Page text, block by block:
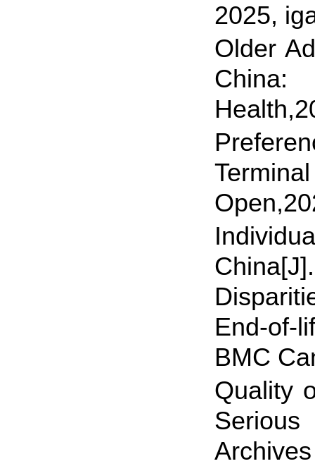
2025,
Older
China:
End-of-
BMC
Quality